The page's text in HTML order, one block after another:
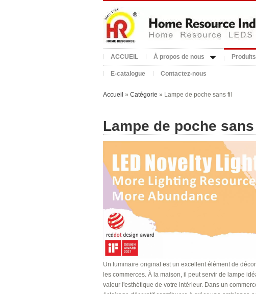
ACCUEIL À propos de nous Produits
E-catalogue Contactez-nous
Accueil » Catégorie » Lampe de poche sans fil
Lampe de poche
Un luminaire original est un excellent élément de
les commerces. À la maison, il peut servir de lampe
valeur l'esthétique de votre intérieur. Dans un